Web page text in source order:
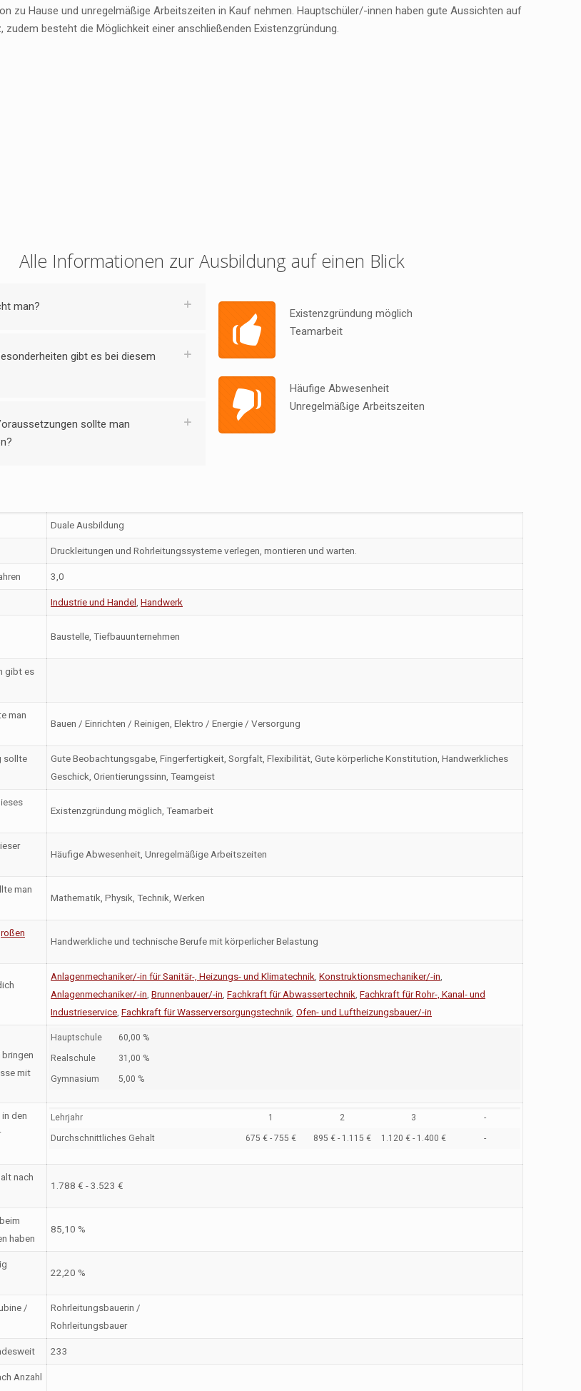
zu Hause und unregelmäßige Arbeitszeiten in Kauf nehmen. Hauptschüler/-innen haben gute Aussichten auf
zudem besteht die Möglichkeit einer anschließenden Existenzgründung.
Alle Informationen zur Ausbildung auf einen Blick
man?
gibt es bei diesem
sollte man
Existenzgründung möglich
Teamarbeit
Häufige Abwesenheit
Unregelmäßige Arbeitszeiten
Duale Ausbildung
Druckleitungen und Rohrleitungssysteme verlegen, montieren und warten.
3,0
Industrie und Handel Handwerk
Baustelle, Tiefbauunternehmen
gibt es
man
Bauen / Einrichten / Reinigen, Elektro / Energie / Versorgung
sollte
Gute Beobachtungsgabe, Fingerfertigkeit, Sorgfalt, Flexibilität, Gute körperliche Konstitution, Handwerkliches
Geschick, Orientierungssinn, Teamgeist
Existenzgründung möglich, Teamarbeit
Häufige Abwesenheit, Unregelmäßige Arbeitszeiten
man
Mathematik, Physik, Technik, Werken
Handwerkliche und technische Berufe mit körperlicher Belastung
Anlagenmechaniker/-in für Sanitär-, Heizungs- und Klimatechnik Konstruktionsmechaniker/-in
Anlagenmechaniker/-in Brunnenbauer/-in Fachkraft für Abwassertechnik Fachkraft für Rohr-, Kanal- und
Industrieservice Fachkraft für Wasserversorgungstechnik Ofen- und Luftheizungsbauer/-in
mit
Hauptschule 60,00 %
Realschule 31,00 %
Gymnasium 5,00 %
den
Lehrjahr 1 2 3 -
Durchschnittliches Gehalt 675 € - 755 € 895 € - 1.115 € 1.120 € - 1.400 € -
nach
1.788 € - 3.523 €
haben
85,10 %
22,20 %
/
Rohrleitungsbauerin /
Rohrleitungsbauer
233
Anzahl